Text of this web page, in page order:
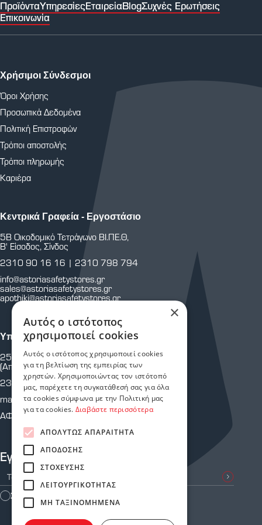
ΠροϊόνταΥπηρεσίεςΕταιρείαBlogΣυχνές Ερωτήσεις
Επικοινωνία
Εγγραφείτε στο Newsletter μας
Συμφωνώ με τους
Χρήσιμοι Σύνδεσμοι
Όροι Χρήσης
Προσωπικά Δεδομένα
Πολιτική Επιστροφών
Τρόποι αποστολής
Τρόποι πληρωμής
Καριέρα
Κεντρικά Γραφεία - Εργοστάσιο
5Β Οικοδομικό Τετράγωνο ΒΙ.ΠΕ.Θ,
Β' Είσοδος, Σίνδος
2310 90 16 16 | 2310 798 794
info@astoriasafetystores.gr
sales@astoriasafetystores.gr
apothiki@astoriasafetystores.gr
Υποκατάστημα Μαρτίου
25ης Μαρτίου 43 & Κρήτης
(Απέναντι από Πυροσβεστική Υπηρεσία.)
2310 810 805
martiou@astoriasafetystores.gr
ΑΦΜ: 800574464
×
Αυτός ο ιστότοπος
χρησιμοποιεί cookies
Αυτός ο ιστότοπος χρησιμοποιεί cookies
για τη βελτίωση της εμπειρίας των
χρηστών. Χρησιμοποιώντας τον ιστότοπό
μας, παρέχετε τη συγκατάθεσή σας για όλα
τα cookies σύμφωνα με την Πολιτική μας
για τα cookies. Διαβάστε περισσότερα
ΑΠΟΛΎΤΩΣ ΑΠΑΡΑΊΤΗΤΑ
ΑΠΌΔΟΣΗΣ
ΣΤΌΧΕΥΣΗΣ
ΛΕΙΤΟΥΡΓΙΚΌΤΗΤΑΣ
ΜΗ ΤΑΞΙΝΟΜΗΜΈΝΑ